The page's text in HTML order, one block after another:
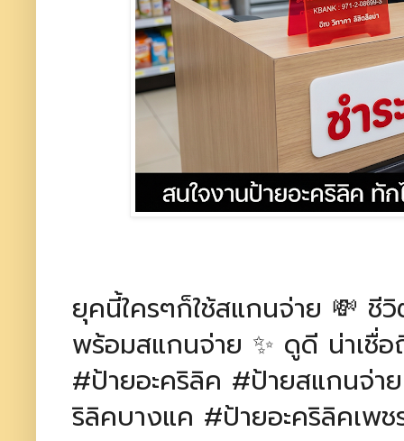
ยุคนี้ใครๆก็ใช้สแกนจ่าย 💸 ชี
พร้อมสแกนจ่าย ✨ ดูดี น่าเชื่
#ป้ายอะคริลิค #ป้ายสแกนจ่า
ริลิคบางแค #ป้ายอะคริลิคเพช